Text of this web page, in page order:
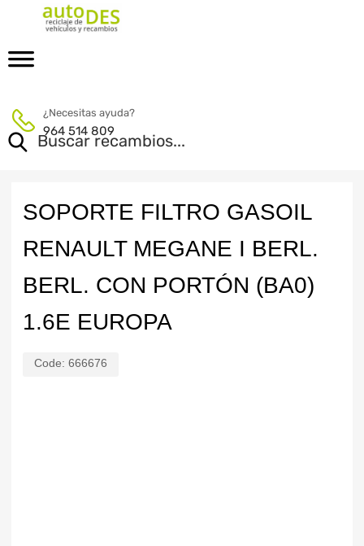
¿Necesitas ayuda?
964 514 809
SOPORTE FILTRO GASOIL
RENAULT MEGANE I BERL.
BERL. CON PORTÓN (BA0)
1.6E EUROPA
Code: 666676